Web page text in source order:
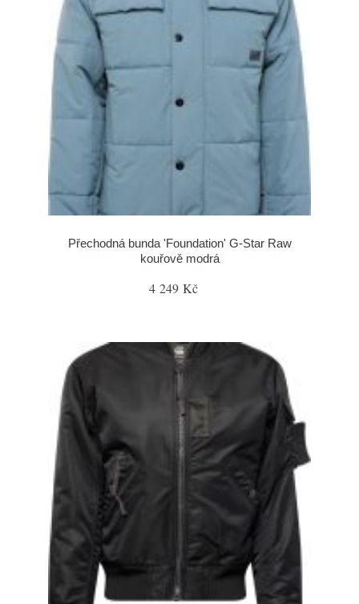
Přechodná bunda 'Foundation' G-Star Raw
kouřově modrá
4 249 Kč